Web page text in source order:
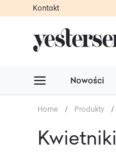
Kontakt
Nowości
Home / Produkty /
Kwietniki